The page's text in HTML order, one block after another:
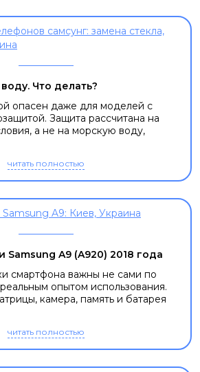
Что делать?
опасен даже для моделей с
Защита рассчитана на
а не на морскую воду,
читать полностью
Samsung A9 (A920) 2018 года
смартфона важны не сами по
опытом использования.
камера, память и батарея
читать полностью